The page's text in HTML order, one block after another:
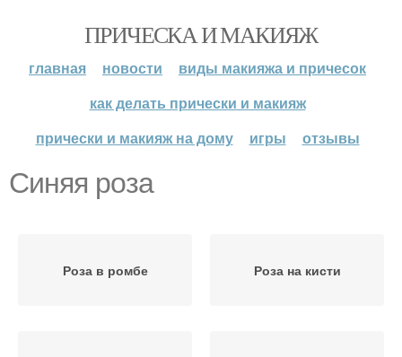
ПРИЧЕСКА И МАКИЯЖ
главная новости
виды макияжа и причесок
как делать прически и макияж
прически и макияж на дому
игры отзывы
Синяя роза
Роза в ромбе Роза на кисти